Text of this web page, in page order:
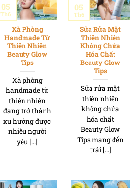
Xà Phòng
Handmade Từ
Thiên Nhiên
Beauty Glow
Tips
Xà phòng
handmade từ
thiên nhiên
đang trở thành
xu hướng được
nhiều người
yêu [...]
05
Th6
Sữa Rửa Mặt
Thiên Nhiên
Không Chứa
Hóa Chất
Beauty Glow
Tips
Sữa rửa mặt
thiên nhiên
không chứa
hóa chất
Beauty Glow
Tips mang đến
trải [...]
05
Th6